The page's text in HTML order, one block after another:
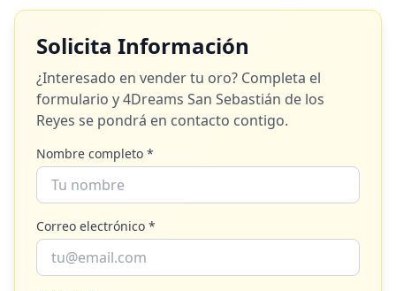
Solicita Información
¿Interesado en vender tu oro? Completa el
formulario y4Dreams San Sebastián de los
Reyes se pondrá en contacto contigo.
Nombre completo *
Correo electrónico *